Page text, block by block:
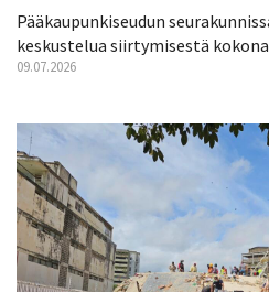
Pääkaupunkiseudun
keskustelua siirtymisestä
09.07.2026